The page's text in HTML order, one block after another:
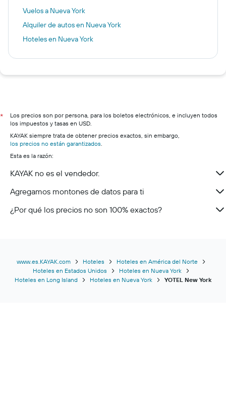
Vuelos a Nueva York
Alquiler de autos en Nueva York
Hoteles en Nueva York
*
Los precios son por persona, para los boletos electrónicos, e incluyen todos
los impuestos y tasas en USD.
KAYAK siempre trata de obtener precios exactos, sin embargo,
los precios no están garantizados.
Esta es la razón:
KAYAK no es el vendedor.
Agregamos montones de datos para ti
¿Por qué los precios no son 100% exactos?
www.es.KAYAK.com Hoteles
Hoteles en América del Norte
Hoteles en Estados Unidos
Hoteles en Nueva York
Hoteles en Long Island
Hoteles en Nueva York YOTEL New York